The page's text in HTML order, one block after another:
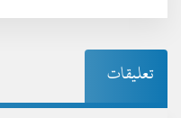
تعليقات